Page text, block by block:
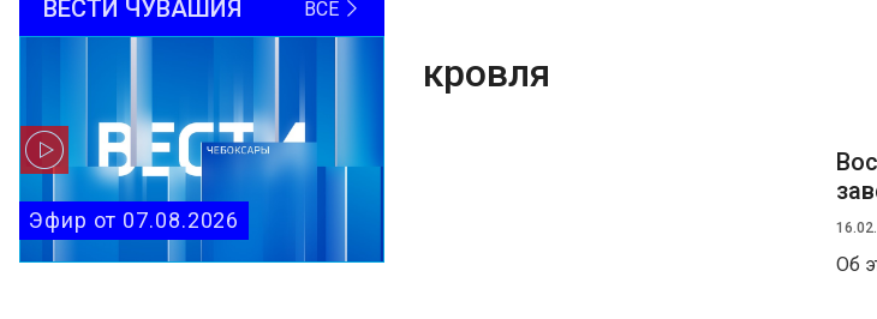
ВЕСТИ ЧУВАШИЯ ВСЕ
Эфир от 07.08.2026
кровля
Об